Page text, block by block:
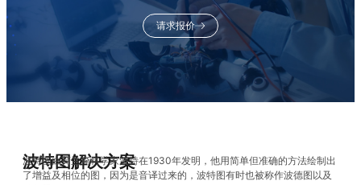
请求报价
波特图解决方案
波特图由荷兰裔科学家波特在1930年发明，他用简单但准确的方法绘制出
了增益及相位的图，因为是音译过来的，波特图有时也被称作波德图以及